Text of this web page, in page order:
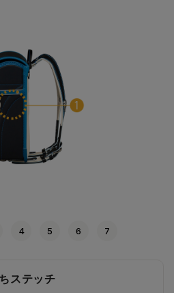
ステッチ
セステッチ
ょう
ピング
αの背あて
の引き手
ポケット
4 5 6 7